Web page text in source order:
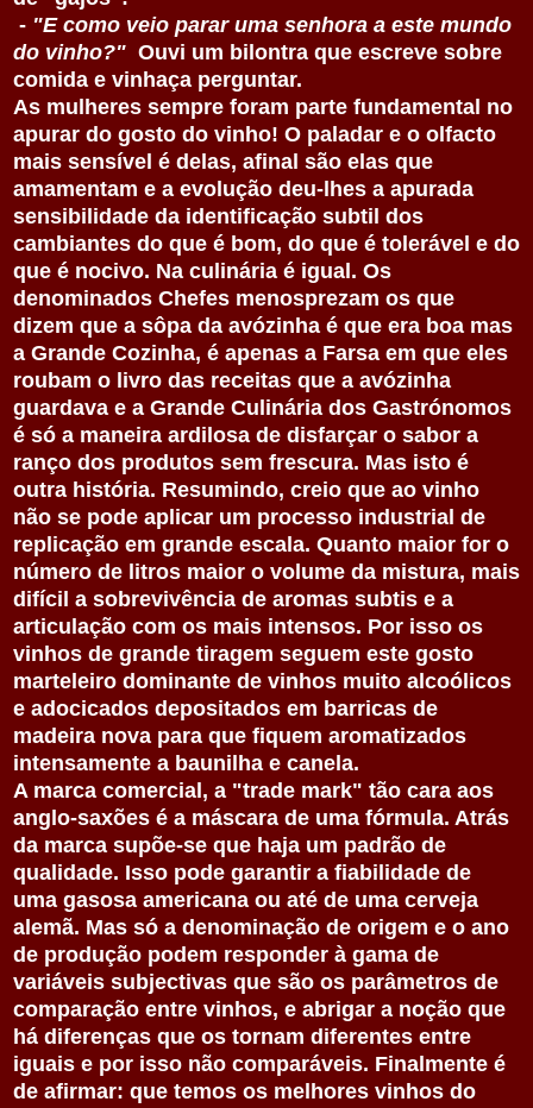
- "E como veio parar uma senhora a este mundo
do vinho?" Ouvi um bilontra que escreve sobre
comida e vinhaça perguntar.
As mulheres sempre foram parte fundamental no
apurar do gosto do vinho! O paladar e o olfacto
mais sensível é delas, afinal são elas que
amamentam e a evolução deu-lhes a apurada
sensibilidade da identificação subtil dos
cambiantes do que é bom, do que é tolerável e do
que é nocivo. Na culinária é igual. Os
denominados Chefes menosprezam os que
dizem que a sôpa da avózinha é que era boa mas
a Grande Cozinha, é apenas a Farsa em que eles
roubam o livro das receitas que a avózinha
guardava e a Grande Culinária dos Gastrónomos
é só a maneira ardilosa de disfarçar o sabor a
ranço dos produtos sem frescura. Mas isto é
outra história. Resumindo, creio que ao vinho
não se pode aplicar um processo industrial de
replicação em grande escala. Quanto maior for o
número de litros maior o volume da mistura, mais
difícil a sobrevivência de aromas subtis e a
articulação com os mais intensos. Por isso os
vinhos de grande tiragem seguem este gosto
marteleiro dominante de vinhos muito alcoólicos
e adocicados depositados em barricas de
madeira nova para que fiquem aromatizados
intensamente a baunilha e canela.
A marca comercial, a "trade mark" tão cara aos
anglo-saxões é a máscara de uma fórmula. Atrás
da marca supõe-se que haja um padrão de
qualidade. Isso pode garantir a fiabilidade de
uma gasosa americana ou até de uma cerveja
alemã. Mas só a denominação de origem e o ano
de produção podem responder à gama de
variáveis subjectivas que são os parâmetros de
comparação entre vinhos, e abrigar a noção que
há diferenças que os tornam diferentes entre
iguais e por isso não comparáveis. Finalmente é
de afirmar: que temos os melhores vinhos do